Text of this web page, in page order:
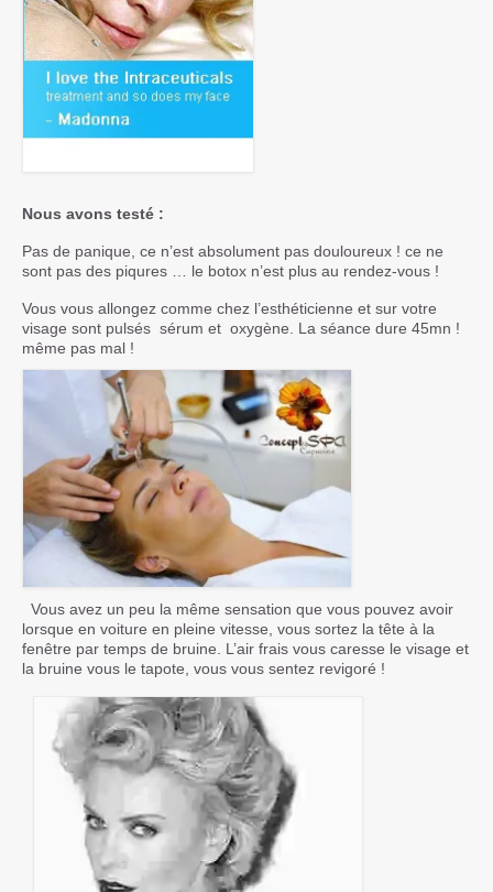
Nous avons testé :
Pas de panique, ce n’est absolument pas douloureux ! ce ne
sont pas des piqures … le botox n’est plus au rendez-vous !
Vous vous allongez comme chez l’esthéticienne et sur votre
visage sont pulsés sérum et oxygène. La séance dure 45mn !
même pas mal !
Vous avez un peu la même sensation que vous pouvez avoir
lorsque en voiture en pleine vitesse, vous sortez la tête à la
fenêtre par temps de bruine. L’air frais vous caresse le visage et
la bruine vous le tapote, vous vous sentez revigoré !